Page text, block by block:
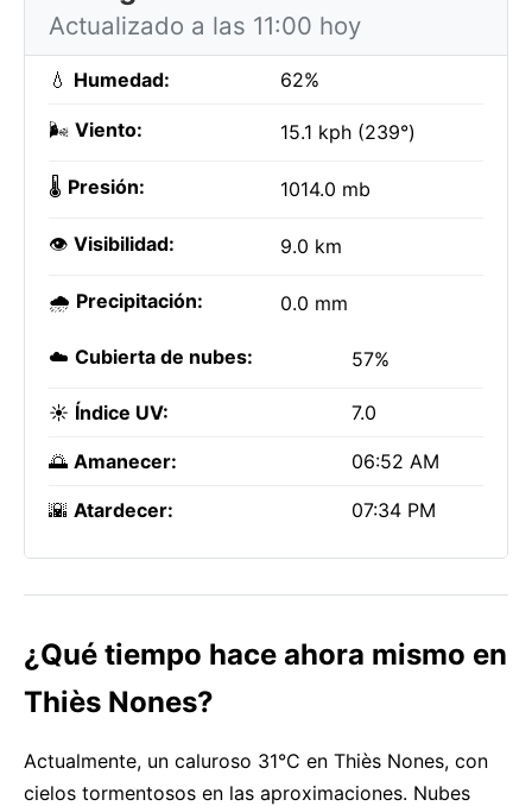
Actualizado a las 11:00 hoy
💧 Humedad: 62%
🌬️ Viento: 15.1 kph (239°)
🌡️ Presión: 1014.0 mb
👁️ Visibilidad: 9.0 km
🌧️ Precipitación: 0.0 mm
☁️ Cubierta de nubes: 57%
☀️ Índice UV: 7.0
🌅 Amanecer: 06:52 AM
🌇 Atardecer: 07:34 PM
¿Qué tiempo hace ahora mismo en
Thiès Nones?
Actualmente, un caluroso 31°C en Thiès Nones, con
cielos tormentosos en las aproximaciones. Nubes